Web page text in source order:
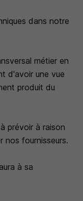
dans notre
métier en
d'avoir une vue
produit du
prévoir à raison
nos fournisseurs.
à sa